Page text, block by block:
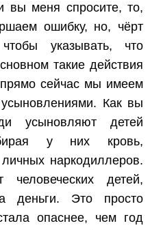
вы меня спросите, то,
ошибку, но, чёрт
указывать, что
такие действия
сейчас мы имеем
Как вы
усыновляют детей
у них кровь,
наркодиллеров.
детей,
деньги. Это просто
опаснее, чем год